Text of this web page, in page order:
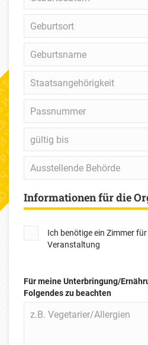
bis
Behörde
Informationen für die
Ich benötige ein Zimmer
Veranstaltung
Für meine Unterbringung/
Folgendes zu beachten